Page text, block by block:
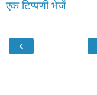
एक टिप्पणी भेजें
‹